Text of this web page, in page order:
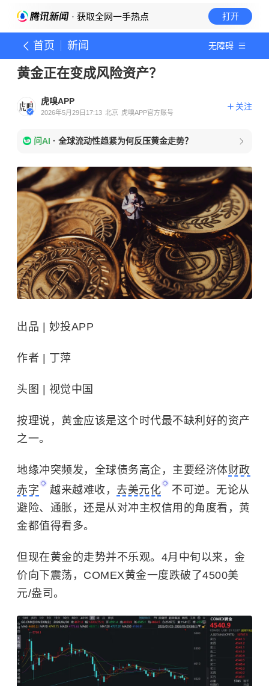
· 获取全网一手热点 打开
首页 新闻 无障碍
黄金正在变成风险资产？
虎嗅APP
2026年5月29日17:13 北京 虎嗅APP官方账号
关注
问AI · 全球流动性趋紧为何反压黄金走势？
出品 | 妙投APP
作者 | 丁萍
头图 | 视觉中国
按理说，黄金应该是这个时代最不缺利好的资产
之一。
地缘冲突频发，全球债务高企，主要经济体财政
赤字
越来越难收， 去美元化
不可逆。无论从
避险、通胀，还是从对冲主权信用的角度看，黄
金都值得看多。
但现在黄金的走势并不乐观。4月中旬以来，金
价向下震荡，COMEX黄金一度跌破了4500美
元/盎司。